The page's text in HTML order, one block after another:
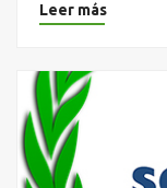
Leer más